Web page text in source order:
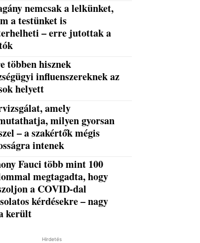
nemcsak a lelkünket,
a testünket is
– erre jutottak a
többen hisznek
influenszereknek az
helyett
amely
milyen gyorsan
– a szakértők mégis
intenek
Fauci több mint 100
megtagadta, hogy
a COVID-dal
kérdésekre – nagy
került
Hirdetés